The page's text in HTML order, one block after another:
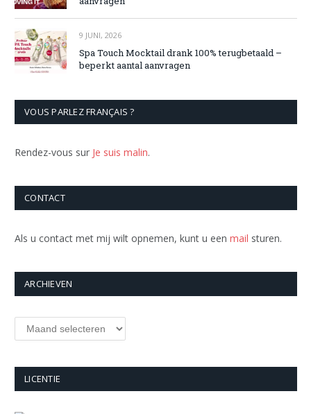
9 JUNI, 2026
Spa Touch Mocktail drank 100% terugbetaald –
beperkt aantal aanvragen
VOUS PARLEZ FRANÇAIS ?
Rendez-vous sur Je suis malin.
CONTACT
Als u contact met mij wilt opnemen, kunt u een mail sturen.
ARCHIEVEN
Archieven
LICENTIE